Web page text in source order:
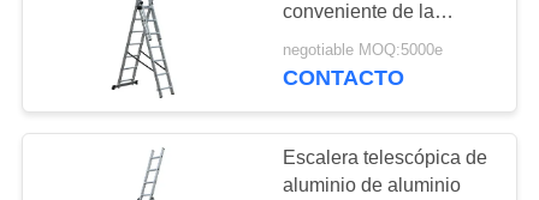
NOSOTROS
VIAJE
conveniente de la
escalera de plegamiento
3x7
negotiable MOQ:5000e
CONTACTO
Escalera telescópica de
aluminio de aluminio